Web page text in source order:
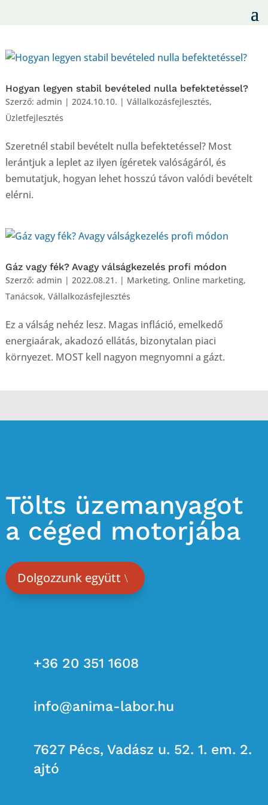
Hogyan legyen stabil bevételed nulla befektetéssel?
Szerző: admin | 2024.10.10. | Vállalkozásfejlesztés,
Üzletfejlesztés
Szeretnél stabil bevételt nulla befektetéssel? Most
lerántjuk a leplet az ilyen ígéretek valóságáról, és
bemutatjuk, hogyan lehet hosszú távon valódi bevételt
elérni.
Gáz vagy fék? Avagy válságkezelés profi módon
Szerző: admin | 2022.08.21. | Marketing, Online marketing,
Tanácsok, Vállalkozásfejlesztés
Ez a válság nehéz lesz. Magas infláció, emelkedő
energiaárak, akadozó ellátás, bizonytalan piaci
környezet. MOST kell nagyon megnyomni a gázt.
Tölts üzemanyagot
a céged motorjába
Dolgozzunk együtt
+36 20 351 1608
info@anima-labor.hu
7627 Pécs, Vadász u. 52. 1. em. 2.
ajtó